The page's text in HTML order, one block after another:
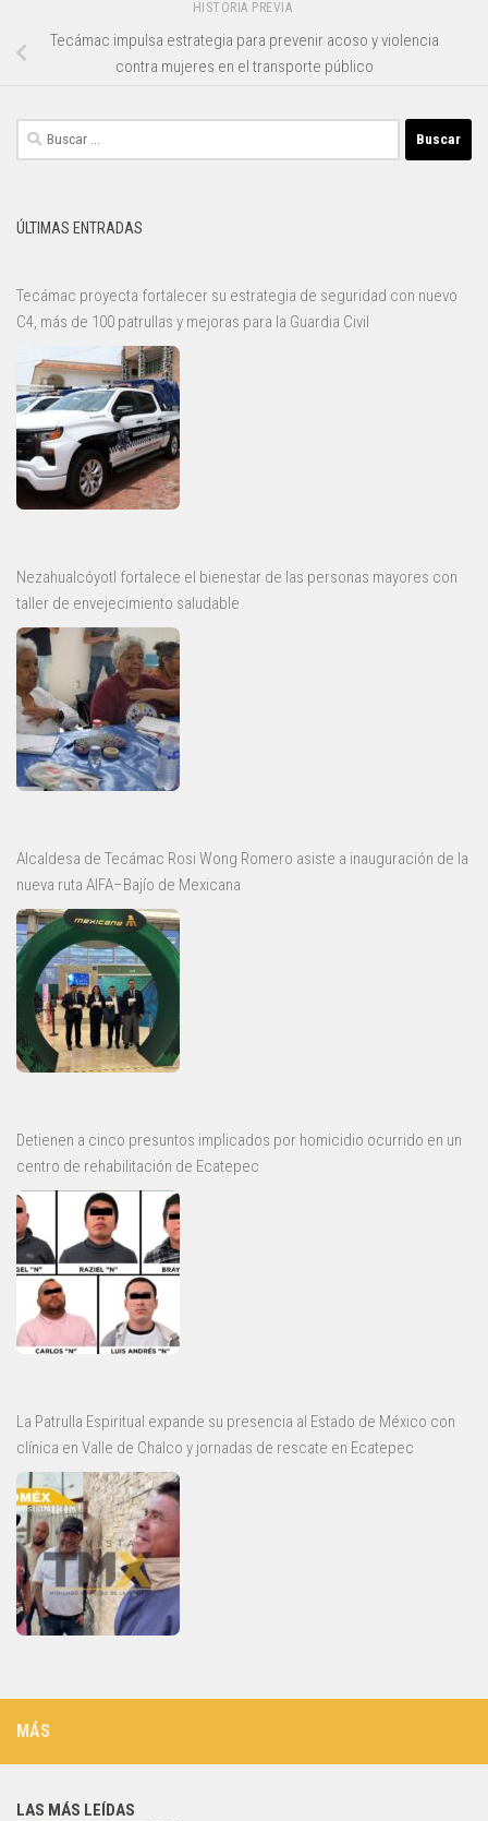
HISTORIA PREVIA
Tecámac impulsa estrategia para prevenir acoso y violencia
contra mujeres en el transporte público
Buscar:
ÚLTIMAS ENTRADAS
Tecámac proyecta fortalecer su estrategia de seguridad con nuevo
C4, más de 100 patrullas y mejoras para la Guardia Civil
Nezahualcóyotl fortalece el bienestar de las personas mayores con
taller de envejecimiento saludable
Alcaldesa de Tecámac Rosi Wong Romero asiste a inauguración de la
nueva ruta AIFA–Bajío de Mexicana
Detienen a cinco presuntos implicados por homicidio ocurrido en un
centro de rehabilitación de Ecatepec
La Patrulla Espiritual expande su presencia al Estado de México con
clínica en Valle de Chalco y jornadas de rescate en Ecatepec
MÁS
LAS MÁS LEÍDAS